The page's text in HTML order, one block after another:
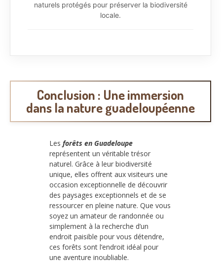
naturels protégés pour préserver la biodiversité
locale.
Conclusion : Une immersion
dans la nature guadeloupéenne
Les forêts en Guadeloupe
représentent un véritable trésor
naturel. Grâce à leur biodiversité
unique, elles offrent aux visiteurs une
occasion exceptionnelle de découvrir
des paysages exceptionnels et de se
ressourcer en pleine nature. Que vous
soyez un amateur de randonnée ou
simplement à la recherche d’un
endroit paisible pour vous détendre,
ces forêts sont l’endroit idéal pour
une aventure inoubliable.